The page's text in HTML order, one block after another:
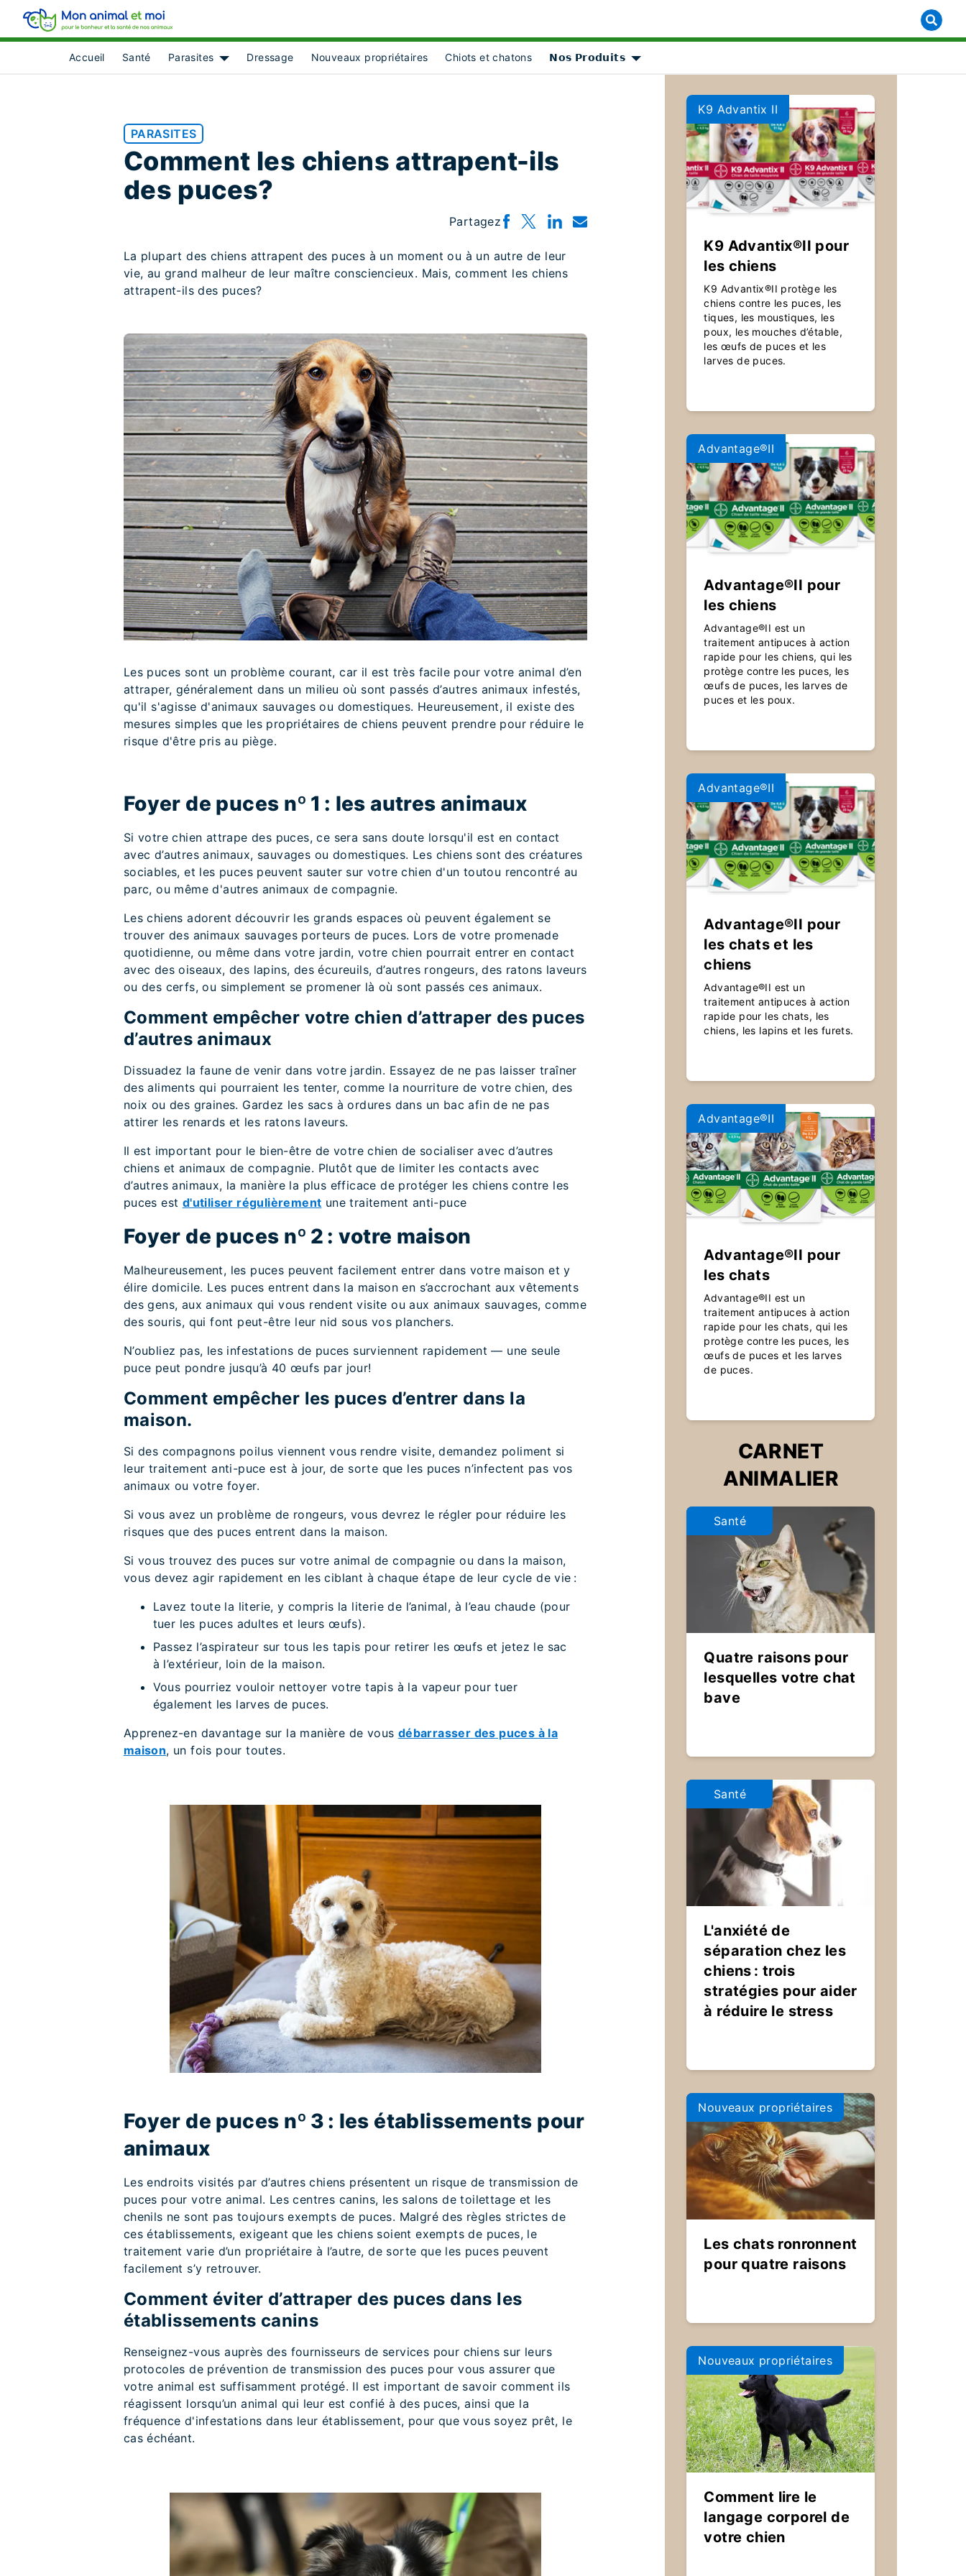
Accueil Santé
Parasites
Show submenu for [object Object]
Dressage Nouveaux propriétaires Chiots et chatons
𝗡𝗼𝘀 𝗣𝗿𝗼𝗱𝘂𝗶𝘁𝘀
PARASITES
Comment les chiens attrapent-ils
des puces?
Partagez
La plupart des chiens attrapent des puces à un moment ou à un autre de leur
vie, au grand malheur de leur maître consciencieux. Mais, comment les chiens
attrapent-ils des puces?
Les puces sont un problème courant, car il est très facile pour votre animal d’en
attraper, généralement dans un milieu où sont passés d’autres animaux infestés,
qu'il s'agisse d'animaux sauvages ou domestiques. Heureusement, il existe des
mesures simples que les propriétaires de chiens peuvent prendre pour réduire le
risque d'être pris au piège.
Foyer de puces nº 1 : les autres animaux
Si votre chien attrape des puces, ce sera sans doute lorsqu'il est en contact
avec d’autres animaux, sauvages ou domestiques. Les chiens sont des créatures
sociables, et les puces peuvent sauter sur votre chien d'un toutou rencontré au
parc, ou même d'autres animaux de compagnie.
Les chiens adorent découvrir les grands espaces où peuvent également se
trouver des animaux sauvages porteurs de puces. Lors de votre promenade
quotidienne, ou même dans votre jardin, votre chien pourrait entrer en contact
avec des oiseaux, des lapins, des écureuils, d’autres rongeurs, des ratons laveurs
ou des cerfs, ou simplement se promener là où sont passés ces animaux.
Comment empêcher votre chien d’attraper des puces
d’autres animaux
Dissuadez la faune de venir dans votre jardin. Essayez de ne pas laisser traîner
des aliments qui pourraient les tenter, comme la nourriture de votre chien, des
noix ou des graines. Gardez les sacs à ordures dans un bac afin de ne pas
attirer les renards et les ratons laveurs.
Il est important pour le bien-être de votre chien de socialiser avec d’autres
chiens et animaux de compagnie. Plutôt que de limiter les contacts avec
d’autres animaux, la manière la plus efficace de protéger les chiens contre les
puces est d'utiliser régulièrement une traitement anti-puce
Foyer de puces nº 2 : votre maison
Malheureusement, les puces peuvent facilement entrer dans votre maison et y
élire domicile. Les puces entrent dans la maison en s’accrochant aux vêtements
des gens, aux animaux qui vous rendent visite ou aux animaux sauvages, comme
des souris, qui font peut-être leur nid sous vos planchers.
N’oubliez pas, les infestations de puces surviennent rapidement — une seule
puce peut pondre jusqu’à 40 œufs par jour!
Comment empêcher les puces d’entrer dans la
maison.
Si des compagnons poilus viennent vous rendre visite, demandez poliment si
leur traitement anti-puce est à jour, de sorte que les puces n’infectent pas vos
animaux ou votre foyer.
Si vous avez un problème de rongeurs, vous devrez le régler pour réduire les
risques que des puces entrent dans la maison.
Si vous trouvez des puces sur votre animal de compagnie ou dans la maison,
vous devez agir rapidement en les ciblant à chaque étape de leur cycle de vie :
Lavez toute la literie, y compris la literie de l’animal, à l’eau chaude (pour
tuer les puces adultes et leurs œufs).
Passez l’aspirateur sur tous les tapis pour retirer les œufs et jetez le sac
à l’extérieur, loin de la maison.
Vous pourriez vouloir nettoyer votre tapis à la vapeur pour tuer
également les larves de puces.
Apprenez-en davantage sur la manière de vous débarrasser des puces à la
maison, un fois pour toutes.
Foyer de puces nº 3 : les établissements pour
animaux
Les endroits visités par d’autres chiens présentent un risque de transmission de
puces pour votre animal. Les centres canins, les salons de toilettage et les
chenils ne sont pas toujours exempts de puces. Malgré des règles strictes de
ces établissements, exigeant que les chiens soient exempts de puces, le
traitement varie d’un propriétaire à l’autre, de sorte que les puces peuvent
facilement s’y retrouver.
Comment éviter d’attraper des puces dans les
établissements canins
Renseignez-vous auprès des fournisseurs de services pour chiens sur leurs
protocoles de prévention de transmission des puces pour vous assurer que
votre animal est suffisamment protégé. Il est important de savoir comment ils
réagissent lorsqu’un animal qui leur est confié à des puces, ainsi que la
fréquence d'infestations dans leur établissement, pour que vous soyez prêt, le
cas échéant.
K9 Advantix II
K9 Advantix®II pour
les chiens
K9 Advantix®II protège les
chiens contre les puces, les
tiques, les moustiques, les
poux, les mouches d’étable,
les œufs de puces et les
larves de puces.
Advantage®II
Advantage®II pour
les chiens
Advantage®II est un
traitement antipuces à action
rapide pour les chiens, qui les
protège contre les puces, les
œufs de puces, les larves de
puces et les poux.
Advantage®II
Advantage®II pour
les chats et les
chiens
Advantage®II est un
traitement antipuces à action
rapide pour les chats, les
chiens, les lapins et les furets.
Advantage®II
Advantage®II pour
les chats
Advantage®II est un
traitement antipuces à action
rapide pour les chats, qui les
protège contre les puces, les
œufs de puces et les larves
de puces.
CARNET
ANIMALIER
Santé
Quatre raisons pour
lesquelles votre chat
bave
Santé
L'anxiété de
séparation chez les
chiens : trois
stratégies pour aider
à réduire le stress
Nouveaux propriétaires
Les chats ronronnent
pour quatre raisons
Nouveaux propriétaires
Comment lire le
langage corporel de
votre chien